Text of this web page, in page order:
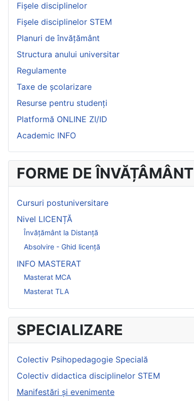
Fișele disciplinelor
Fișele disciplinelor STEM
Planuri de învățământ
Structura anului universitar
Regulamente
Taxe de școlarizare
Resurse pentru studenți
Platformă ONLINE ZI/ID
Academic INFO
FORME DE ÎNVĂȚÂMÂNT
Cursuri postuniversitare
Nivel LICENȚĂ
Învățământ la Distanță
Absolvire - Ghid licență
INFO MASTERAT
Masterat MCA
Masterat TLA
SPECIALIZARE
Colectiv Psihopedagogie Specială
Colectiv didactica disciplinelor STEM
Manifestări și evenimente